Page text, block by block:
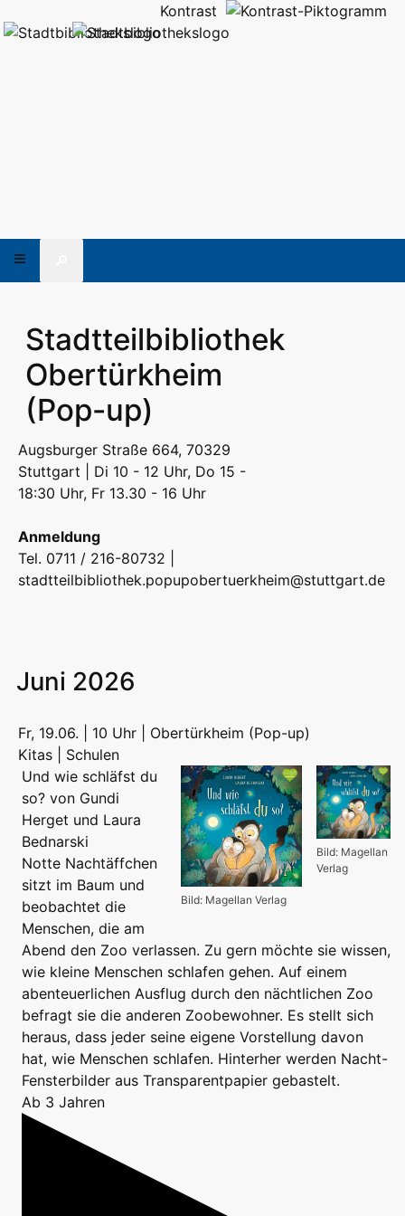
Kontrast
Stadtteilbibliothek
Obertürkheim
(Pop-up)
Augsburger Straße 664, 70329
Stuttgart | Di 10 - 12 Uhr, Do 15 -
18:30 Uhr, Fr 13.30 - 16 Uhr
Anmeldung
Tel. 0711 / 216-80732 |
stadtteilbibliothek.popupobertuerkheim@stuttgart.de
Juni 2026
Fr, 19.06. | 10 Uhr | Obertürkheim (Pop-up)
Kitas | Schulen
Bild: Magellan
Verlag
Bild: Magellan Verlag
Und wie schläfst du
so? von Gundi
Herget und Laura
Bednarski
Notte Nachtäffchen
sitzt im Baum und
beobachtet die
Menschen, die am
Abend den Zoo verlassen. Zu gern möchte sie wissen,
wie kleine Menschen schlafen gehen. Auf einem
abenteuerlichen Ausflug durch den nächtlichen Zoo
befragt sie die anderen Zoobewohner. Es stellt sich
heraus, dass jeder seine eigene Vorstellung davon
hat, wie Menschen schlafen. Hinterher werden Nacht-
Fensterbilder aus Transparentpapier gebastelt.
Ab 3 Jahren